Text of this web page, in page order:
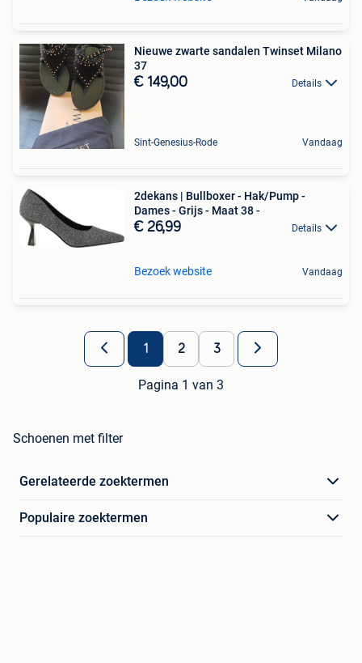
Nieuwe zwarte sandalen Twinset Milano
37
€ 149,00 Details
Sint-Genesius-Rode Vandaag
2dekans | Bullboxer - Hak/Pump -
Dames - Grijs - Maat 38 -
€ 26,99 Details
Bezoek website Vandaag
1 2 3
Pagina 1 van 3
Schoenen met filter
Gerelateerde zoektermen
Populaire zoektermen